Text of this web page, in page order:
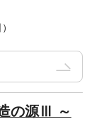
の源Ⅲ ～